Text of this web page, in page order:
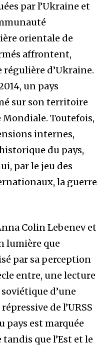
par l’Ukraine et
orientale de
affrontent,
régulière d’Ukraine.
un pays
sur son territoire
Mondiale. Toutefois,
internes,
du pays,
par le jeu des
la guerre
Colin Lebenev et
lumière que
par sa perception
entre, une lecture
d’une
de l’URSS
pays est marquée
que l’Est et le